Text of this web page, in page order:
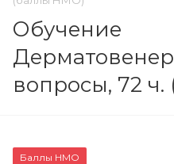
Обучение
вопросы, 72
Баллы НМО